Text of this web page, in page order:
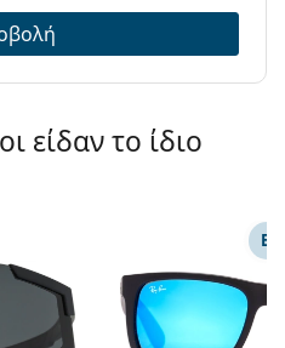
είδαν το ίδιο